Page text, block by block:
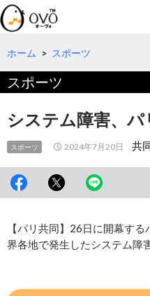
検
索
コ
テ
へ
ホーム > スポーツ
スポーツ
システム障害、
スポーツ 2024年7月20日 共
【パリ共同】26日に開幕す
界各地で発生したシステム障